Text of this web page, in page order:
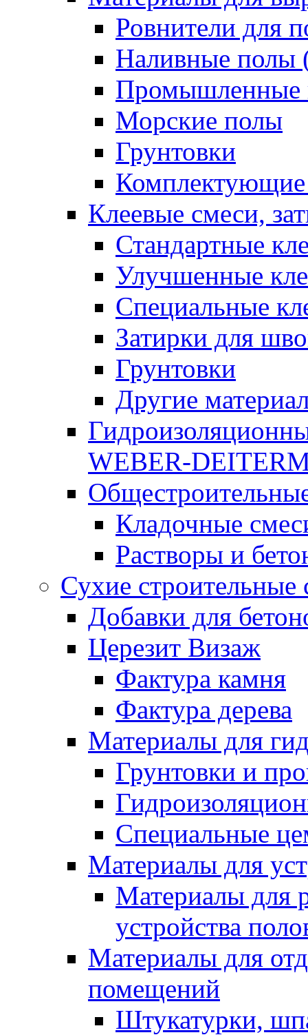
Ровнители для
Наливные полы
Промышленные
Морские полы
Грунтовки
Клеевые смеси,
Стандартные
Улучшенные
Специальные
Затирки для
Грунтовки
Другие
WEBER-
Кладочные
Растворы и
Сухие строительные
Добавки для
Церезит Визаж
Фактура камня
Фактура дерева
Материалы для
Грунтовки и
Специальные
Материалы для
Материалы для
устройства
Материалы для
помещений
Штукатурки,